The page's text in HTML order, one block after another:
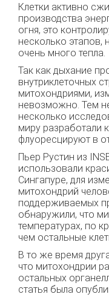
Клетки активно
производства
огня, это
несколько этапов,
очень много тепла.
Так как дыхание
внутриклеточных
митохондриями,
невозможно. Тем
несколько
миру разработали
флуоресцируют в
Пьер Рустин из
использовали
Сингапуре, для
митохондрий
поддерживаемых
обнаружили, что
температурах, по
чем остальные
В то же время
что митохондрии
остальных
статья была